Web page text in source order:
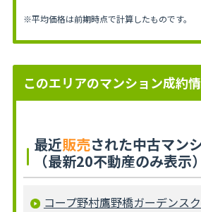
※平均価格は前期時点で計算したものです。
このエリアのマンション成約
最近販売された中古マン
（最新20不動産のみ表示）
コープ野村鷹野橋ガーデンス